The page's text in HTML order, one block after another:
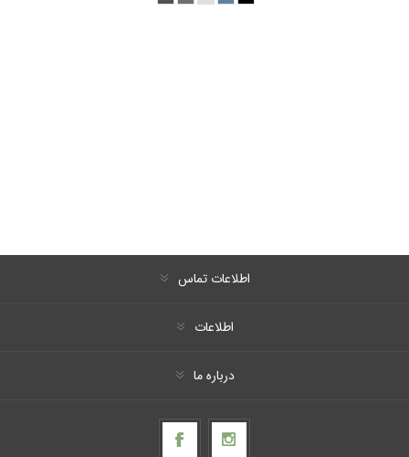
اطلاعات تماس
اطلاعات
درباره ما